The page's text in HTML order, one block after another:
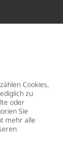
Cookies,
zu
oder
Sie
mehr alle